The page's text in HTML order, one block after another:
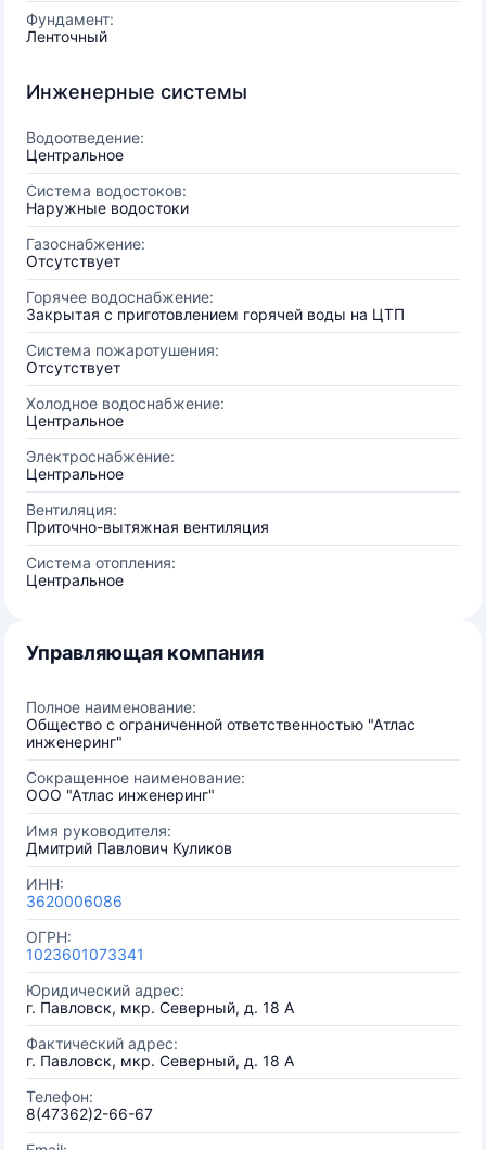
Фундамент:
Ленточный
Инженерные системы
Водоотведение:
Центральное
Система водостоков:
Наружные водостоки
Газоснабжение:
Отсутствует
Горячее водоснабжение:
Закрытая с приготовлением горячей воды на ЦТП
Система пожаротушения:
Отсутствует
Холодное водоснабжение:
Центральное
Электроснабжение:
Центральное
Вентиляция:
Приточно-вытяжная вентиляция
Система отопления:
Центральное
Управляющая компания
Полное наименование:
Общество с ограниченной ответственностью "Атлас
инженеринг"
Сокращенное наименование:
ООО "Атлас инженеринг"
Имя руководителя:
Дмитрий Павлович Куликов
ИНН:
3620006086
ОГРН:
1023601073341
Юридический адрес:
г. Павловск, мкр. Северный, д. 18 А
Фактический адрес:
г. Павловск, мкр. Северный, д. 18 А
Телефон:
8(47362)2-66-67